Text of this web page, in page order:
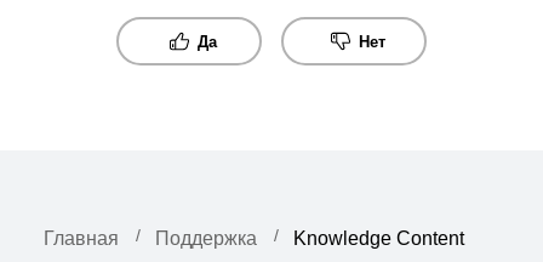
Да Нет
Главная Поддержка Knowledge Content